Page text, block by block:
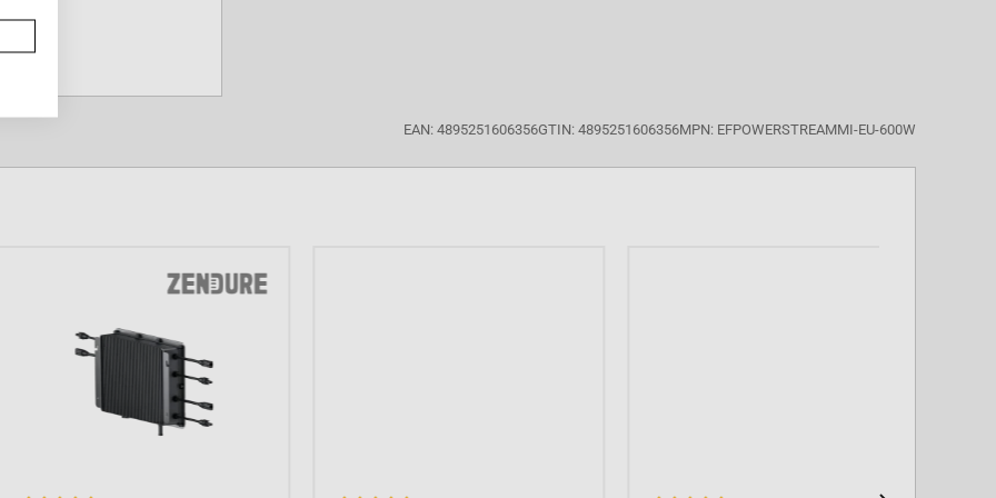
omvormer aan. De
wil aansluiten,
de meeste Extra
EAN: 4895251606356GTIN: 4895251606356MPN: EFPOWERSTREAMMI-EU-600W